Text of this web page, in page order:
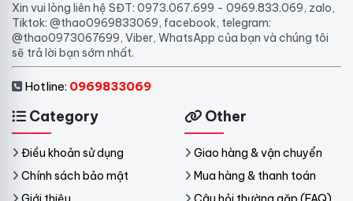
Xin vui lòng liên hệ SĐT: 0973.067.699 - 0969.833.069, zalo,
Tiktok: @thao0969833069, facebook, telegram:
@thao0973067699, Viber, WhatsApp của bạn và chúng tôi
sẽ trả lời bạn sớm nhất.
Hotline: 0969833069
Category
Điều khoản sử dụng
Chính sách bảo mật
Other
Giao hàng & vận chuyển
Mua hàng & thanh toán